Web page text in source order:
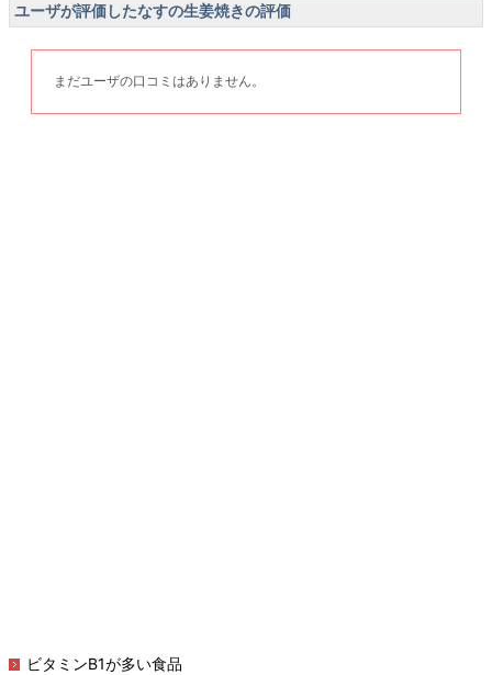
ユーザが評価したなすの生姜焼きの評価
まだユーザの口コミはありません。
ビタミンB1が多い食品